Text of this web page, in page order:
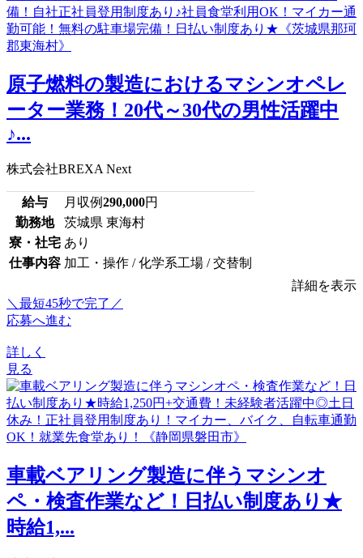
原子燃料の製造におけるマシンオペレ
ーター業務！20代～30代の男性活躍中
♪...
株式会社BREXA Next
給与 月収例290,000円
勤務地
茨城県 東海村
寮・社宅 あり
仕事内容 加工・操作 / 化学系工場 / 交替制
詳細を表示
＼最短45秒で完了／
応募へ進む
詳しく
見る
車載ベアリング製造に伴うマシンオ
ペ・検査作業など！日払い制度あり★
時給1,...